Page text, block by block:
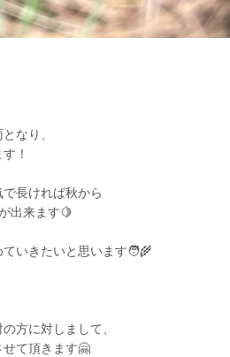
なり、
！
長ければ秋から
出来ます🍋
いきたいと思います🧑‍🌾
方に対しまして、
て頂きます🤗